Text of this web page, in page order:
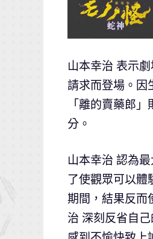
山本幸治 表示
請求而登場。因
「離的賣藥郎
分。
山本幸治 認為
了使觀眾可以體
期間，結果反而
治 深刻反省自